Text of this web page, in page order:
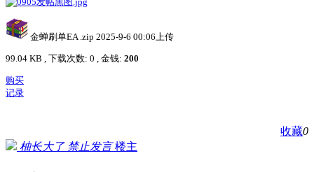
金蝉刷单EA .zip 2025-9-6 00:06上传
99.04 KB , 下载次数: 0 , 金钱: 200
购买
记录
收藏0
柚长大了 禁止发言 楼主